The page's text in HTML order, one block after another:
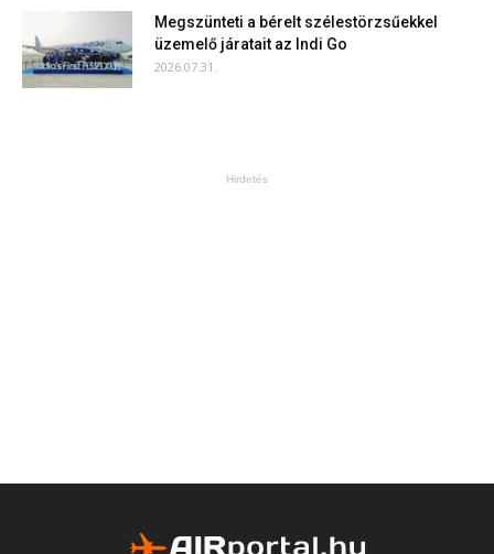
Megszünteti a bérelt szélestörzsűekkel
üzemelő járatait az Indi Go
2026.07.31.
Hirdetés